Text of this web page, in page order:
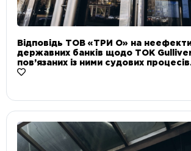
Відповідь ТОВ «ТРИ О» на
державних банків щодо ТОК
пов’язаних із ними судових